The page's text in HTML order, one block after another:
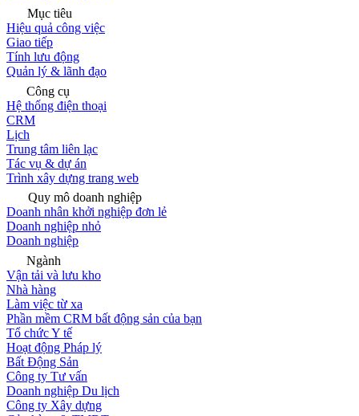
Mục tiêu
Hiệu quả công việc
Giao tiếp
Tính lưu động
Quản lý & lãnh đạo
Công cụ
Hệ thống điện thoại
CRM
Lịch
Trung tâm liên lạc
Tác vụ & dự án
Trình xây dựng trang web
Quy mô doanh nghiệp
Doanh nhân khởi nghiệp đơn lẻ
Doanh nghiệp nhỏ
Doanh nghiệp
Ngành
Vận tải và lưu kho
Nhà hàng
Làm việc từ xa
Phần mềm CRM bất động sản của bạn
Tổ chức Y tế
Hoạt động Pháp lý
Bất Động Sản
Công ty Tư vấn
Doanh nghiệp Du lịch
Công ty Xây dựng